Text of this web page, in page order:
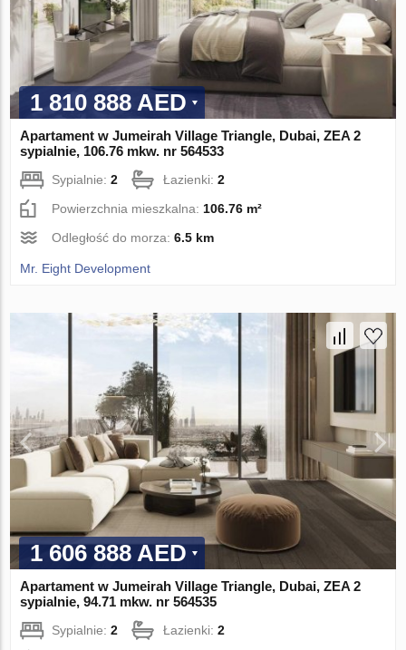
1 810 888 AED
Apartament w Jumeirah Village Triangle, Dubai, ZEA 2
sypialnie, 106.76 mkw. nr 564533
Sypialnie:2 Łazienki:2
Powierzchnia mieszkalna: 106.76 m²
Odległość do morza:6.5 km
Mr. Eight Development
1 606 888 AED
Apartament w Jumeirah Village Triangle, Dubai, ZEA 2
sypialnie, 94.71 mkw. nr 564535
Sypialnie:2 Łazienki:2